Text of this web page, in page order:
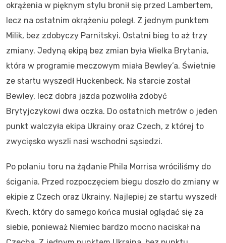
okrążenia w pięknym stylu bronił się przed Lambertem,
lecz na ostatnim okrążeniu poległ. Z jednym punktem
Milik, bez zdobyczy Parnitskyi. Ostatni bieg to aż trzy
zmiany. Jedyną ekipą bez zmian była Wielka Brytania,
która w programie meczowym miała Bewley’a. Świetnie
ze startu wyszedł Huckenbeck. Na starcie został
Bewley, lecz dobra jazda pozwoliła zdobyć
Brytyjczykowi dwa oczka. Do ostatnich metrów o jeden
punkt walczyła ekipa Ukrainy oraz Czech, z której to
zwycięsko wyszli nasi wschodni sąsiedzi.
Po polaniu toru na żądanie Phila Morrisa wróciliśmy do
ścigania. Przed rozpoczęciem biegu doszło do zmiany w
ekipie z Czech oraz Ukrainy. Najlepiej ze startu wyszedł
Kvech, który do samego końca musiał oglądać się za
siebie, ponieważ Niemiec bardzo mocno naciskał na